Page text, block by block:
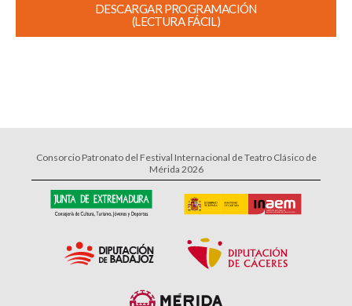
DESCARGAR PROGRAMACIÓN
(LECTURA FÁCIL)
Consorcio Patronato del Festival Internacional de Teatro Clásico de
Mérida 2026